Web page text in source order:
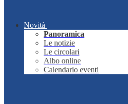
Novità
Panoramica
Le notizie
Le circolari
Albo online
Calendario eventi